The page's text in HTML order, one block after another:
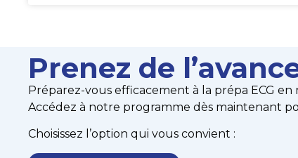
Prenez de
Préparez-vous efficacement à la prépa ECG
Accédez à notre programme dès maintenant
Choisissez l’option qui vous convient :